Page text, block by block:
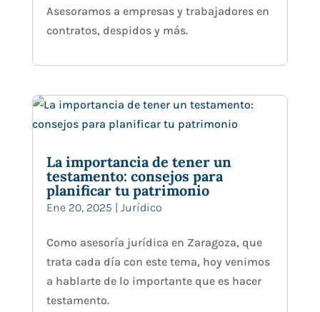
Asesoramos a empresas y trabajadores en
contratos, despidos y más.
La importancia de tener un
testamento: consejos para
planificar tu patrimonio
Ene 20, 2025 | Jurídico
Como asesoría jurídica en Zaragoza, que
trata cada día con este tema, hoy venimos
a hablarte de lo importante que es hacer
testamento.